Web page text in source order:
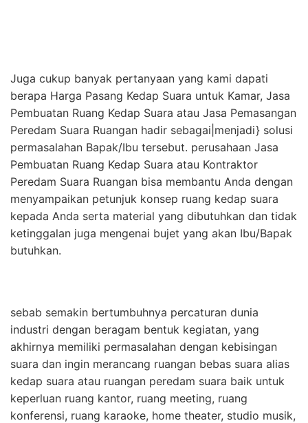
Juga cukup banyak pertanyaan yang kami dapati
berapa Harga Pasang Kedap Suara untuk Kamar, Jasa
Pembuatan Ruang Kedap Suara atau Jasa Pemasangan
Peredam Suara Ruangan hadir sebagai|menjadi} solusi
permasalahan Bapak/Ibu tersebut. perusahaan Jasa
Pembuatan Ruang Kedap Suara atau Kontraktor
Peredam Suara Ruangan bisa membantu Anda dengan
menyampaikan petunjuk konsep ruang kedap suara
kepada Anda serta material yang dibutuhkan dan tidak
ketinggalan juga mengenai bujet yang akan Ibu/Bapak
butuhkan.
sebab semakin bertumbuhnya percaturan dunia
industri dengan beragam bentuk kegiatan, yang
akhirnya memiliki permasalahan dengan kebisingan
suara dan ingin merancang ruangan bebas suara alias
kedap suara atau ruangan peredam suara baik untuk
keperluan ruang kantor, ruang meeting, ruang
konferensi, ruang karaoke, home theater, studio musik,